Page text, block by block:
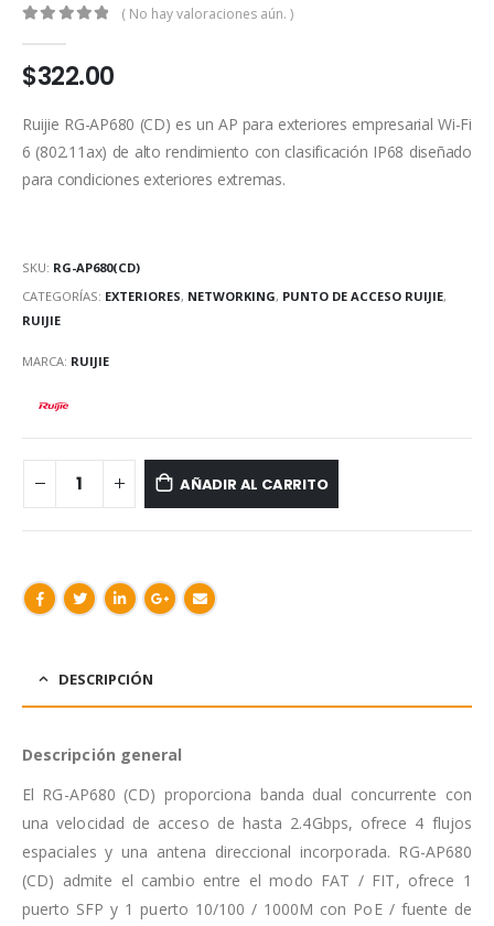
( No hay valoraciones aún. )
$322.00
Ruijie RG-AP680 (CD) es un AP para exteriores empresarial Wi-Fi
6 (802.11ax) de alto rendimiento con clasificación IP68 diseñado
para condiciones exteriores extremas.
SKU: RG-AP680(CD)
CATEGORÍAS: EXTERIORES, NETWORKING, PUNTO DE ACCESO RUIJIE,
RUIJIE
MARCA: RUIJIE
AÑADIR AL CARRITO
DESCRIPCIÓN
Descripción general
El RG-AP680 (CD) proporciona banda dual concurrente con
una velocidad de acceso de hasta 2.4Gbps, ofrece 4 flujos
espaciales y una antena direccional incorporada. RG-AP680
(CD) admite el cambio entre el modo FAT / FIT, ofrece 1
puerto SFP y 1 puerto 10/100 / 1000M con PoE / fuente de